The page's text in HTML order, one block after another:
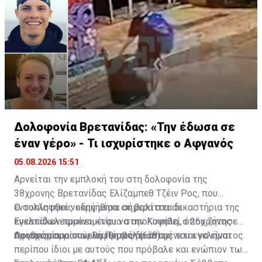
Δολοφονία Βρετανίδας: «Την έδωσα σε
έναν γέρο» - Τι ισχυρίστηκε ο Αφγανός
05.08.2026 15:51
Αρνείται την εμπλοκή του στη δολοφονία της
38χρονης Βρετανίδας Ελίζαμπεθ Τζέιν Ρος, που
εντοπίστηκε νεκρή μέσα σε βαλίτσα σε
εγκαταλελειμμένο κτίριο στην Κυψέλη, ο 26χρονος
Αφγανός που συνελήφθη ως δράστης του εγκλήματος.
Ο συλληφθείς οδηγήθηκε σήμερα στα δικαστήρια της
Ευελπίδων προκειμένου να απολογηθεί, όπου ζήτησε
προθεσμία για αύριο, Πέμπτη (6/8).
Οι ισχυρισμοί που θα προβάλει αναμένεται να είναι
περίπου ίδιοι με αυτούς που πρόβαλε και ενώπιον των